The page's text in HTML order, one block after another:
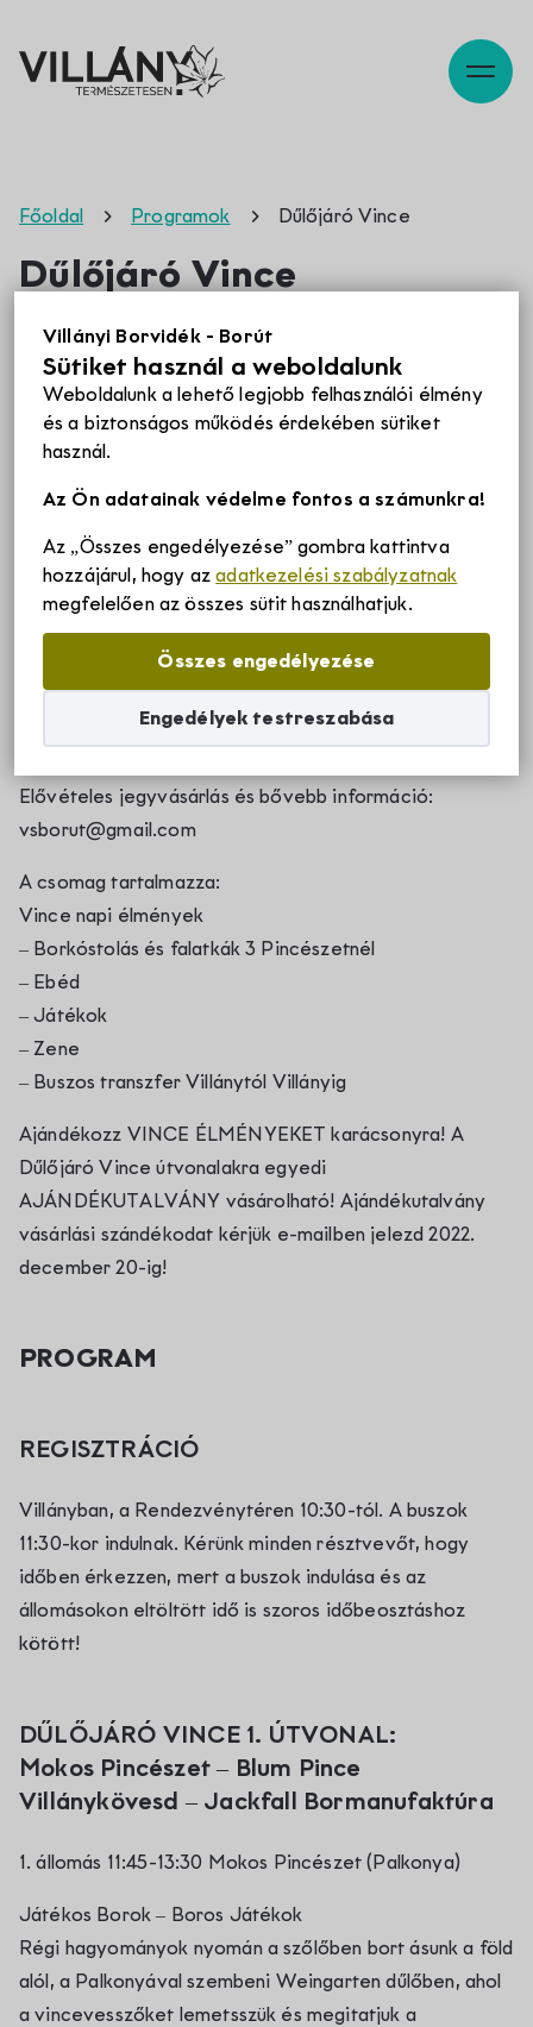
Villányi Borvidék - Borút
Sütiket használ a weboldalunk
Weboldalunk a lehető legjobb felhasználói élmény
és a biztonságos működés érdekében sütiket
használ.
Az Ön adatainak védelme fontos a számunkra!
Az „Összes engedélyezése” gombra kattintva
hozzájárul, hogy azadatkezelési szabályzatnak
megfelelően az összes sütit használhatjuk.
Összes engedélyezése
Engedélyek testreszabása
Leírás Térkép
Főoldal Programok Dűlőjáró Vince
Dűlőjáró Vince
busszal járjuk be a Villányi borvidéket és a
hagyományos Vince napi áldomásban is részesülünk. A
Dűlőjáró változatok több útvonalon érhetők el. A
résztvevők felejthetetlen téli tájélményben, izgalmas
részesülnek.
Dűlőjáró Vince
– 21.900 Ft EARLY BIRD (elfogyott)
– 24.900 Ft (csak elővételben 2023.01.19. 12:00 óráig
Elővételes jegyvásárlás és bővebb információ:
vsborut@gmail.com
A csomag tartalmazza:
Vince napi élmények
– Borkóstolás és falatkák 3 Pincészetnél
– Ebéd
– Játékok
– Zene
– Buszos transzfer Villánytól Villányig
Ajándékozz VINCE ÉLMÉNYEKET karácsonyra! A
Dűlőjáró Vince útvonalakra egyedi
AJÁNDÉKUTALVÁNY vásárolható! Ajándékutalvány
vásárlási szándékodat kérjük e-mailben jelezd 2022.
december 20-ig!
PROGRAM
REGISZTRÁCIÓ
Villányban, a Rendezvénytéren 10:30-tól. A buszok
11:30-kor indulnak. Kérünk minden résztvevőt, hogy
időben érkezzen, mert a buszok indulása és az
állomásokon eltöltött idő is szoros időbeosztáshoz
kötött!
DŰLŐJÁRÓ VINCE 1. ÚTVONAL:
Mokos Pincészet– Blum Pince
Villánykövesd – Jackfall Bormanufaktúra
1. állomás 11:45-13:30 Mokos Pincészet (Palkonya)
Játékos Borok – Boros Játékok
Régi hagyományok nyomán a szőlőben bort ásunk a föld
alól, a Palkonyával szembeni Weingarten dűlőben, ahol
a vincevesszőket lemetsszük és megitatjuk a
Szabadidő
Pincék
Programok
Éttermek
Szállások
Borvidékről
Villányi borvidék egyedülálló adottságai
Villányi eredetvédelem
Villányi Borvidék helyi termék védjegy
Rólunk
Hírek
Kapcsolat